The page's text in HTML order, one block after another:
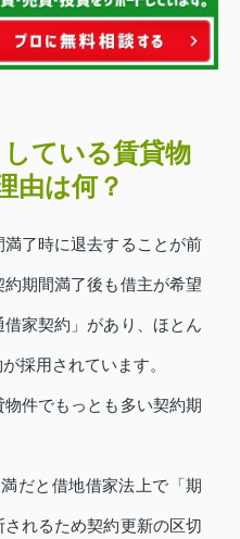
ている賃貸物
由は何？
了時に退去することが前
期間満了後も借主が希望
家契約」があり、ほとん
採用されています。
件でもっとも多い契約期
だと借地借家法上で「期
れるため契約更新の区切